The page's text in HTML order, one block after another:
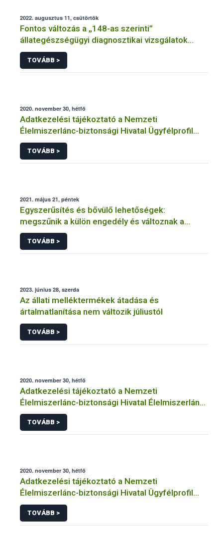
2022. augusztus 11, csütörtök
Fontos változás a „148-as szerinti”
állategészségügyi diagnosztikai vizsgálatok
adminisztrációjában
TOVÁBB >
2020. november 30, hétfő
Adatkezelési tájékoztató a Nemzeti
Élelmiszerlánc-biztonsági Hivatal Ügyfélprofil
Rendszerben tenyészet és tartási hely
témakörben intézhető közhatalmi eljárásaihoz
kapcsolódó adatkezeléséhez
TOVÁBB >
2021. május 21, péntek
Egyszerűsítés és bővülő lehetőségek:
megszűnik a külön engedély és változnak a
kistermelői szabályok
TOVÁBB >
2023. június 28, szerda
Az állati melléktermékek átadása és
ártalmatlanítása nem változik júliustól
TOVÁBB >
2020. november 30, hétfő
Adatkezelési tájékoztató a Nemzeti
Élelmiszerlánc-biztonsági Hivatal Élelmiszerlánc-
biztonsági Élelmiszerlánc Biztonsági
Laboratórium Igazgatósága közhatalmi
eljárásaihoz kapcsolódó adatkezeléséhez
TOVÁBB >
2020. november 30, hétfő
Adatkezelési tájékoztató a Nemzeti
Élelmiszerlánc-biztonsági Hivatal Ügyfélprofil
Rendszerben laboratóriumi vizsgálat
megrendelése témakörben intézhető közhatalmi
eljárásaihoz kapcsolódó adatkezeléséhez
TOVÁBB >